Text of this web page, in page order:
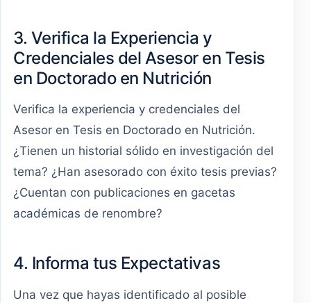
3. Verifica la Experiencia y
Credenciales del Asesor en Tesis
en Doctorado en Nutrición
Verifica la experiencia y credenciales del
Asesor en Tesis en Doctorado en Nutrición.
¿Tienen un historial sólido en investigación del
tema? ¿Han asesorado con éxito tesis previas?
¿Cuentan con publicaciones en gacetas
académicas de renombre?
4. Informa tus Expectativas
Una vez que hayas identificado al posible